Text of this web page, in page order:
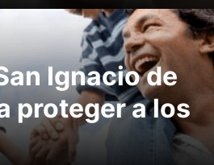
Ignacio de
proteger a los